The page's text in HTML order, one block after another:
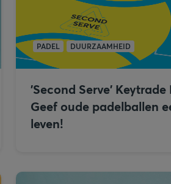
PADEL DUURZAAMHEID
'Second Serve' Keytrade
Geef oude padelballen
leven!